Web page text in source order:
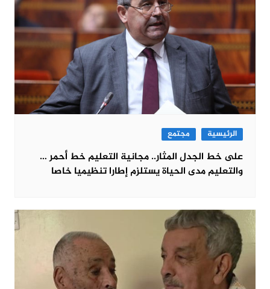
الرئيسية مجتمع
على خط الجدل المثار.. مجانية التعليم خط أحمر …
والتعليم مدى الحياة يستلزم إطارا تنظيميا خاصا